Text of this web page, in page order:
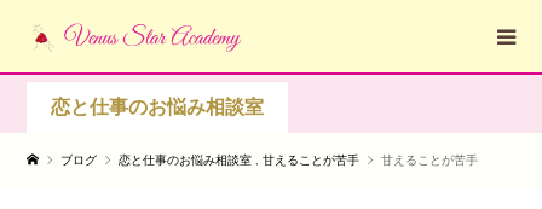
恋と仕事のお悩み相談室
ブログ 恋と仕事のお悩み相談室 ,甘えることが苦手 甘えることが苦手